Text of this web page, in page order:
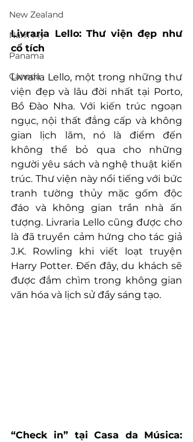
New Zealand
Nam Mỹ
Panama
Canada
Livraria Lello: Thư viện đẹp như
cổ tích
Livraria Lello, một trong những thư
viện đẹp và lâu đời nhất tại Porto,
Bồ Đào Nha. Với kiến trúc ngoạn
ngục, nội thất đẳng cấp và không
gian lịch lãm, nó là điểm đến
không thể bỏ qua cho những
người yêu sách và nghệ thuật kiến
trúc. Thư viện này nổi tiếng với bức
tranh tường thủy mặc gốm độc
đáo và không gian trần nhà ấn
tượng. Livraria Lello cũng được cho
là đã truyền cảm hứng cho tác giả
J.K. Rowling khi viết loạt truyện
Harry Potter. Đến đây, du khách sẽ
được đắm chìm trong không gian
văn hóa và lịch sử đầy sáng tạo.
“Check in” tại Casa da Música: